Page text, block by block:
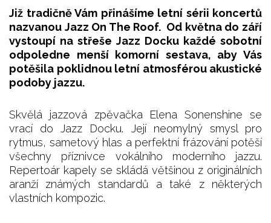
Již tradičně Vám přinášíme letní sérii koncertů
nazvanou Jazz On The Roof. Od května do září
vystoupí na střeše Jazz Docku každé sobotní
odpoledne menší komorní sestava, aby Vás
potěšila poklidnou letní atmosférou akustické
podoby jazzu.
Skvělá jazzová zpěvačka Elena Sonenshine se
vrací do Jazz Docku. Její neomylný smysl pro
rytmus, sametový hlas a perfektní frázování potěší
všechny příznivce vokálního moderního jazzu.
Repertoár kapely se skládá většinou z originálních
aranží známých standardů a také z některých
vlastních kompozic.